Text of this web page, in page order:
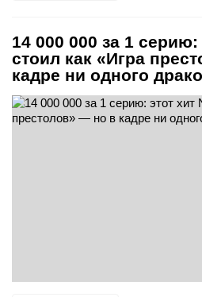
14 000 000 за 1 серию:
стоил как «Игра
кадре ни одного